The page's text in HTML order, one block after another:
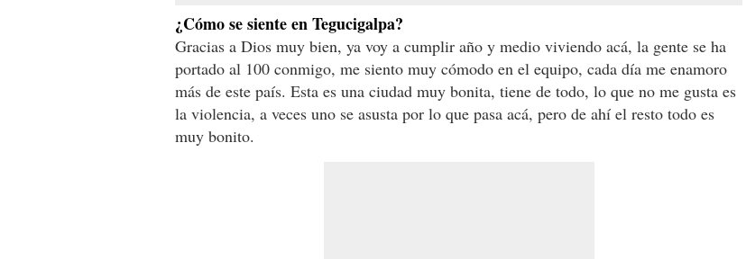
¿Cómo se siente en Tegucigalpa?
Gracias a Dios muy bien, ya voy a cumplir año y medio viviendo acá, la gente se ha
portado al 100 conmigo, me siento muy cómodo en el equipo, cada día me enamoro
más de este país. Esta es una ciudad muy bonita, tiene de todo, lo que no me gusta es
la violencia, a veces uno se asusta por lo que pasa acá, pero de ahí el resto todo es
muy bonito.